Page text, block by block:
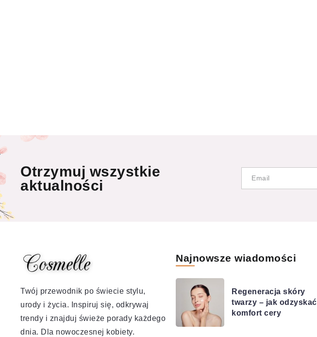
Otrzymuj wszystkie
aktualności
Twój przewodnik po świecie stylu,
urody i życia. Inspiruj się, odkrywaj
trendy i znajduj świeże porady każdego
dnia. Dla nowoczesnej kobiety.
Najnowsze wiadomości
Regeneracja skóry
twarzy – jak odzyskać
komfort cery